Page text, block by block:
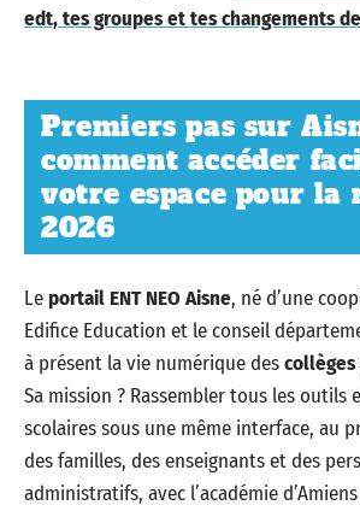
edt, tes groupes et tes changements
Premiers pas sur
comment accéder
votre espace pour la
2026
Leportail ENT NEO Aisne, né d’une
Edifice Education et le conseil
à présent la vie numérique des
Sa mission ? Rassembler tous les outils
scolaires sous une même interface, au
des familles, des enseignants et des
administratifs, avec l’académie